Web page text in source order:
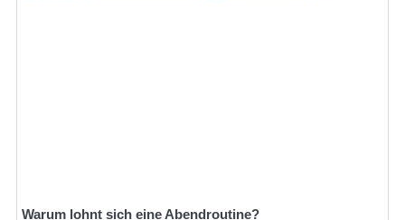
Warum lohnt sich eine Abendroutine?